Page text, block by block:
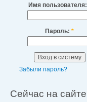
Имя пользователя:
Пароль: *
Забыли пароль?
Сейчас на сайте